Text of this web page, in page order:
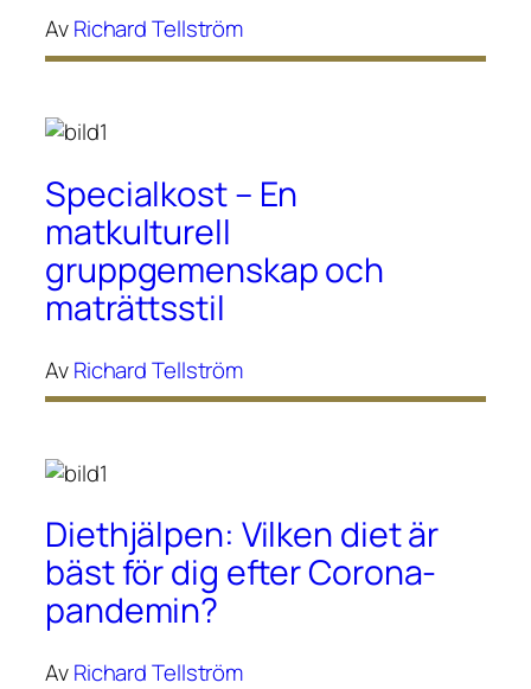
AvRichard Tellström
Specialkost – En
matkulturell
gruppgemenskap och
maträttsstil
AvRichard Tellström
Diethjälpen: Vilken diet är
bäst för dig efter Corona-
pandemin?
AvRichard Tellström